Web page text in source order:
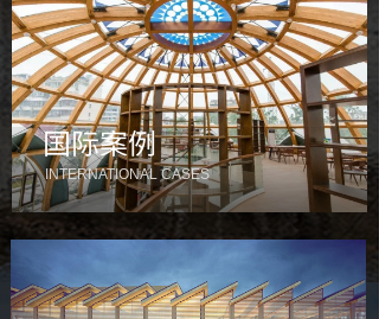
INTERNATIONAL CASES
国际案例